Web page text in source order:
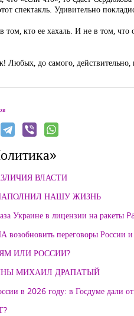
спектакль. Удивительно
кто ее хахаль. И не в том,
Любых, до самого,
ВЛАСТИ
НАШУ ЖИЗНЬ
Украине в лицензии на ракеты
возобновить переговоры России
ИЛИ РОССИИ?
МИХАИЛ ДРАПАТЫЙ
в 2026 году: в Госдуме дали